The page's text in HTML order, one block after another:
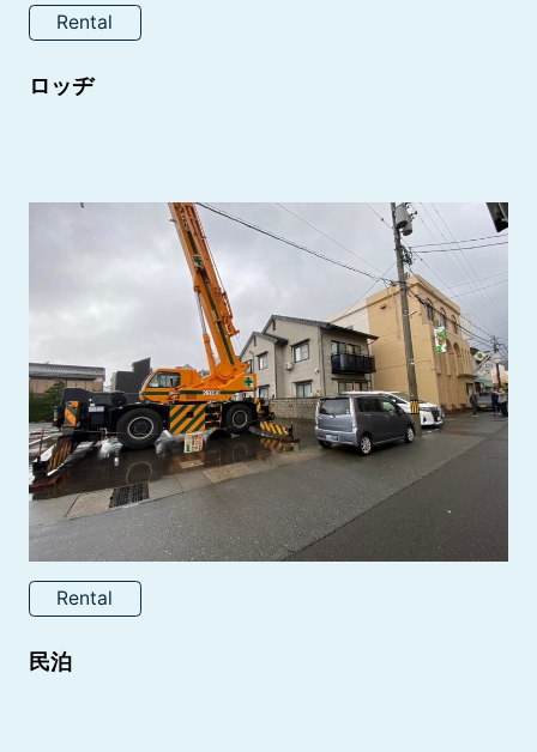
Rental
ロッヂ
Rental
民泊